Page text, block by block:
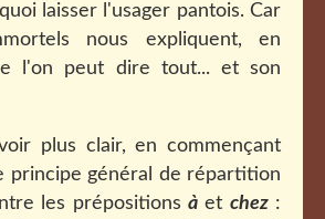
laisser l'usager pantois. Car
nous expliquent, en
l'on peut dire tout... et son
plus clair, en commençant
principe général de répartition
les prépositions àet chez: